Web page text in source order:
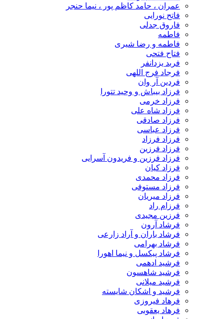
عمران ، حامد کاظم پور ، نیما حنجر
فاتح نورایی
فاروق جدلی
فاطمه
فاطمه و رضا شیری
فتاح فتحی
فربد یزدانفر
فرجاد فرج اللهی
فردین آر وان
فرزاد بیباش و وحید تتورا
فرزاد خرمی
فرزاد شاه علی
فرزاد صادقی
فرزاد عباسی
فرزاد فرزاد
فرزاد فرزین
فرزاد فرزین و فریدون آسرایی
فرزاد کیان
فرزاد محمدی
فرزاد مستوفی
فرزاد میریان
فرزام راد
فرزین مجیدی
فرشاد آرون
فرشاد باران و آراد زارعی
فرشاد بهرامی
فرشاد پیکسل و نیما اهورا
فرشید ادهمی
فرشید شاهسون
فرشید میلانی
فرشید و اشکان شایسته
فرهاد فیروزی
فرهاد یعقوبی